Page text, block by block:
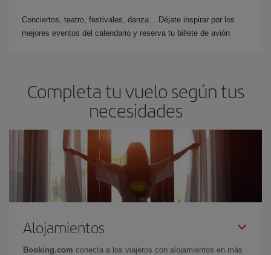
Conciertos, teatro, festivales, danza... Déjate inspirar por los
mejores eventos del calendario y reserva tu billete de avión
Completa tu vuelo según tus
necesidades
Alojamientos
Booking.com conecta a los viajeros con alojamientos en más